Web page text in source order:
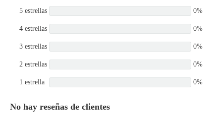
5 estrellas 0%
4 estrellas 0%
3 estrellas 0%
2 estrellas 0%
1 estrella 0%
No hay reseñas de clientes